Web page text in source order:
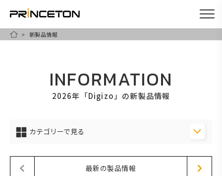
HOME新製品情報
INFORMATION
2026年「Digizo」の新製品情報
カテゴリーで見る
最新の製品情報